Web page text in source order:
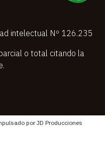
intelectual Nº 126.235
o total citando la
por JD Producciones